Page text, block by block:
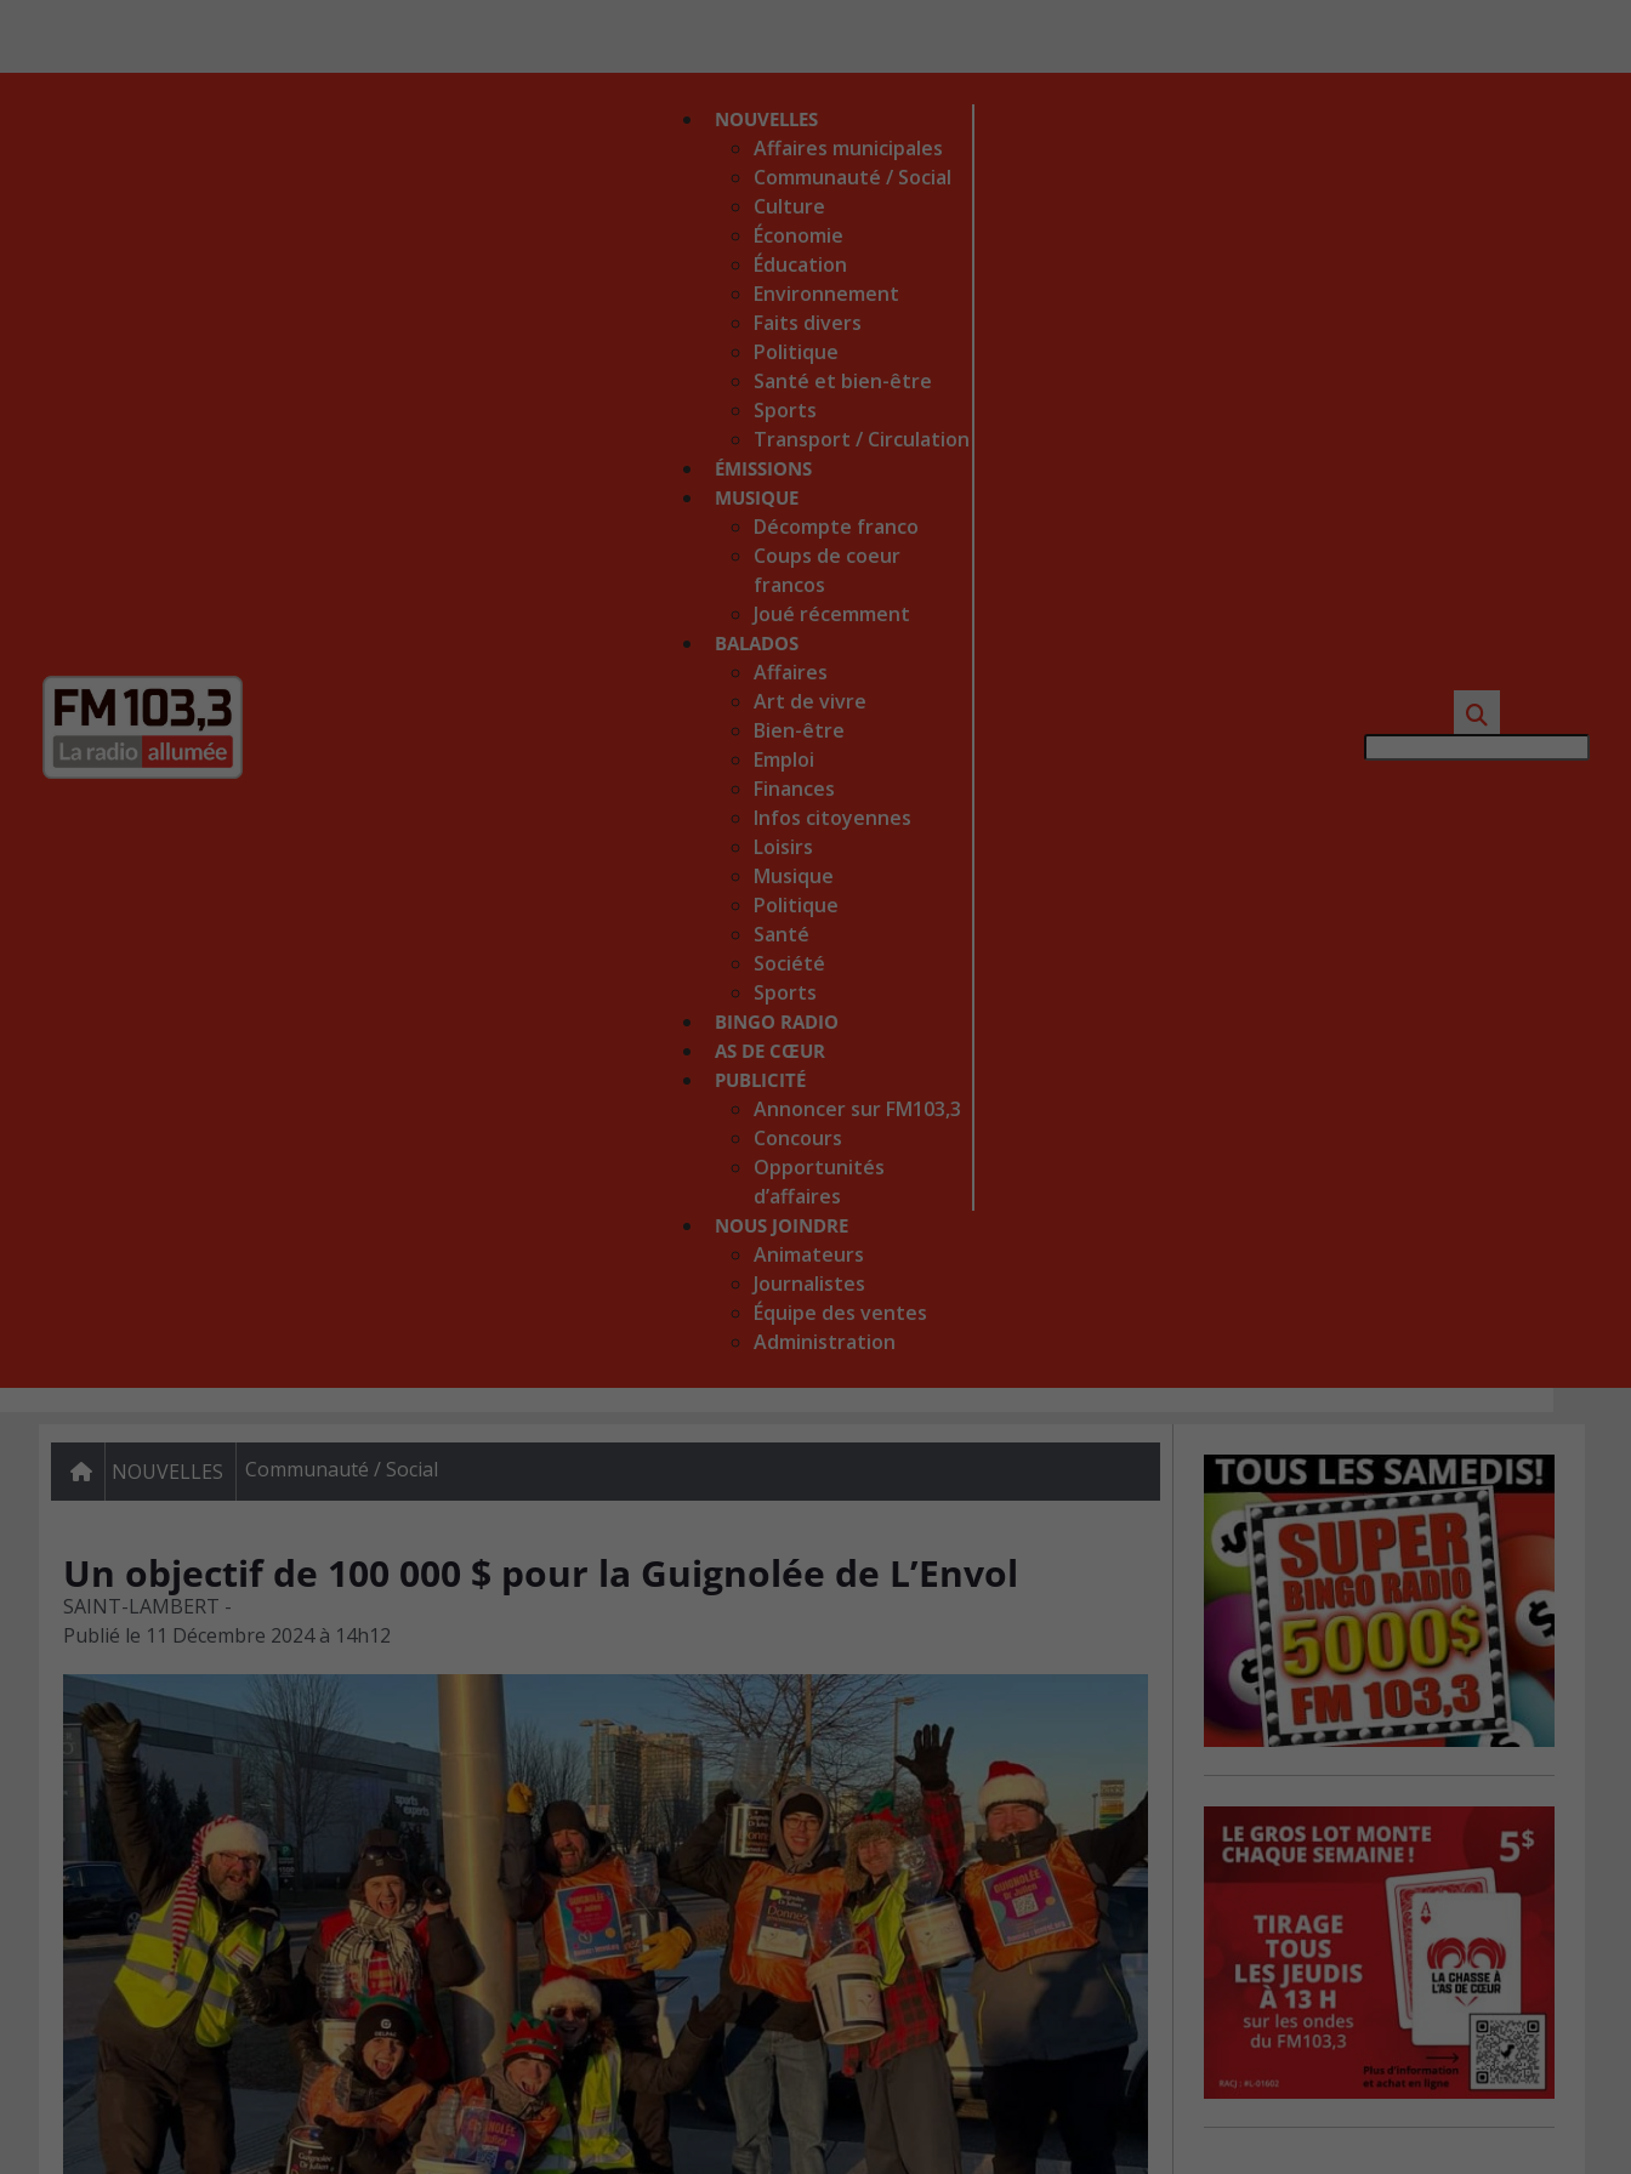
NOUVELLES
Affaires municipales
Communauté / Social
Culture
Économie
Éducation
Environnement
Faits divers
Politique
Santé et bien-être
Sports
Transport / Circulation
ÉMISSIONS
MUSIQUE
Décompte franco
Coups de coeur
francos
Joué récemment
BALADOS
Affaires
Art de vivre
Bien-être
Emploi
Finances
Infos citoyennes
Loisirs
Musique
Politique
Santé
Société
Sports
BINGO RADIO
AS DE CŒUR
PUBLICITÉ
Annoncer sur FM103,3
Concours
Opportunités
d’affaires
NOUS JOINDRE
Animateurs
Journalistes
Équipe des ventes
Administration
NOUVELLES Communauté / Social
Un objectif de 100 000 $ pour la Guignolée de L’Envol
SAINT-LAMBERT -
Publié le 11 Décembre 2024 à 14h12